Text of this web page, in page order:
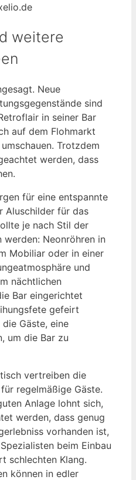
weitere
Neue
sind
in seiner Bar
auf dem Flohmarkt
Trotzdem
werden, dass
für eine entspannte
Aluschilder für das
je nach Stil der
werden: Neonröhren in
Mobiliar oder in einer
und
nächtlichen
Bar eingerichtet
gefeirt
Gäste, eine
um die Bar zu
vertreiben die
regelmäßige Gäste.
Anlage lohnt sich,
werden, dass genug
vorhanden ist,
beim Einbau
schlechten Klang.
können in edler